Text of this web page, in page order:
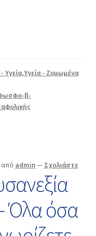
Υγεία,Υγεία - Ζυμωμένα
β-
από admin — Σχολιάστε
Όλα όσα